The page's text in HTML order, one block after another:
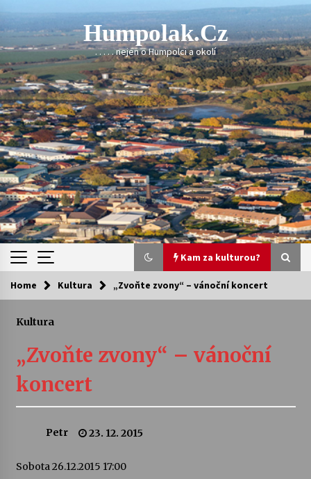
content
Humpolak.cz
. . . . . nejen o Humpolci a okolí
Kam za kulturou?
Kam za kulturou?
Sukuba Ensemble
4. 8. 2026
kapkou
Veselí muzikanti
Home Kultura „Zvoňte zvony“ – vánoční koncert
Kultura
„Zvoňte zvony“ – vánoční
koncert
Petr 23. 12. 2015
Sobota 26.12.2015 17:00